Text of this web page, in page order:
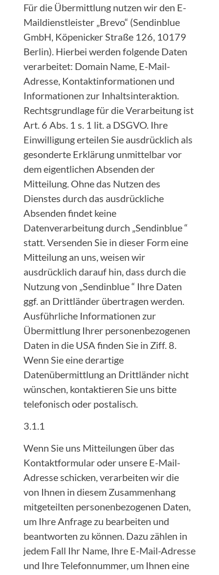
Für die Übermittlung nutzen wir den E-
Maildienstleister „Brevo“ (Sendinblue
GmbH, Köpenicker Straße 126, 10179
Berlin). Hierbei werden folgende Daten
verarbeitet: Domain Name, E-Mail-
Adresse, Kontaktinformationen und
Informationen zur Inhaltsinteraktion.
Rechtsgrundlage für die Verarbeitung ist
Art. 6 Abs. 1 s. 1 lit. a DSGVO. Ihre
Einwilligung erteilen Sie ausdrücklich als
gesonderte Erklärung unmittelbar vor
dem eigentlichen Absenden der
Mitteilung. Ohne das Nutzen des
Dienstes durch das ausdrückliche
Absenden findet keine
Datenverarbeitung durch „Sendinblue “
statt. Versenden Sie in dieser Form eine
Mitteilung an uns, weisen wir
ausdrücklich darauf hin, dass durch die
Nutzung von „Sendinblue “ Ihre Daten
ggf. an Drittländer übertragen werden.
Ausführliche Informationen zur
Übermittlung Ihrer personenbezogenen
Daten in die USA finden Sie in Ziff. 8.
Wenn Sie eine derartige
Datenübermittlung an Drittländer nicht
wünschen, kontaktieren Sie uns bitte
telefonisch oder postalisch.
3.1.1
Wenn Sie uns Mitteilungen über das
Kontaktformular oder unsere E-Mail-
Adresse schicken, verarbeiten wir die
von Ihnen in diesem Zusammenhang
mitgeteilten personenbezogenen Daten,
um Ihre Anfrage zu bearbeiten und
beantworten zu können. Dazu zählen in
jedem Fall Ihr Name, Ihre E-Mail-Adresse
und Ihre Telefonnummer, um Ihnen eine